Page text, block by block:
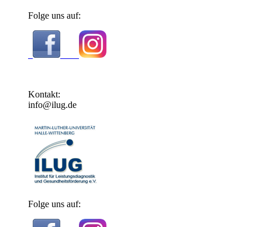
Folge uns auf:
Kontakt:
info@ilug.de
Folge uns auf: